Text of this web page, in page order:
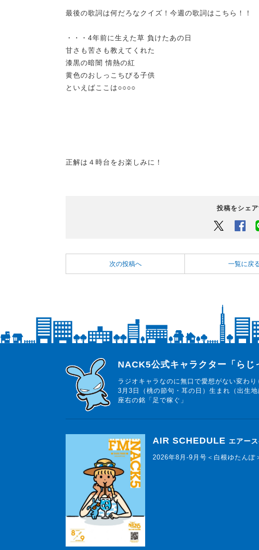
最後の歌詞は何だろなクイズ！今週の歌詞はこちら！！
・・・4年前に生えた草 負けたあの日
甘さも苦さも教えてくれた
漆黒の暗闇 情熱の紅
黄色のおしっこちびる子供
といえばここは○○○○
正解は４時台をお楽しみに！
投稿をシェ
Twitter
次の投稿へ 一覧に戻
らじっと君
NACK5公式キャラクター「らじ
ラジオキャラなのに無口で愛想がない変わ
3月3日（桃の節句・耳の日）生まれ（出生地
座右の銘「足で稼ぐ」
AIR SCHEDULE エアー
2026年8月-9月号＜白根ゆたんぽ